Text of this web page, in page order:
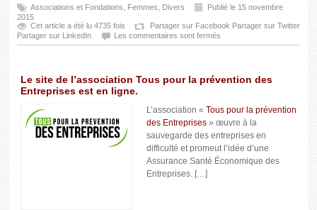
Associations et Fondations Femmes Divers
Publié le 15 novembre
2015
Cet article a été lu 4735 fois
Partager sur Facebook Partager sur Twitter
Partager sur LinkedIn
Les commentaires sont fermés
Le site de l’association Tous pour la prévention des
Entreprises est en ligne.
L’association « Tous pour la prévention
des Entreprises» œuvre à la
sauvegarde des entreprises en
difficulté et promeut l’idée d’une
Assurance Santé Économique des
Entreprises. […]